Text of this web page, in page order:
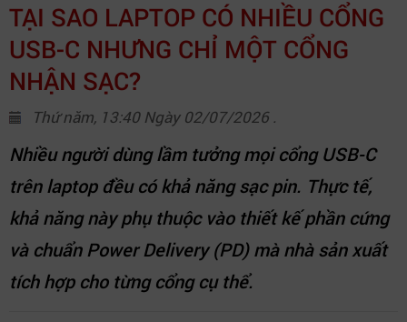
TẠI SAO LAPTOP CÓ NHIỀU CỔNG
USB-C NHƯNG CHỈ MỘT CỔNG
NHẬN SẠC?
Thứ năm, 13:40 Ngày 02/07/2026 .
Nhiều người dùng lầm tưởng mọi cổng USB-C
trên laptop đều có khả năng sạc pin. Thực tế,
khả năng này phụ thuộc vào thiết kế phần cứng
và chuẩn Power Delivery (PD) mà nhà sản xuất
tích hợp cho từng cổng cụ thể.